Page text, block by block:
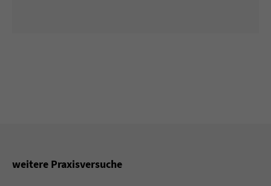
weitere Praxisversuche